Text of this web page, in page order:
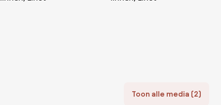
Toon alle media (2)